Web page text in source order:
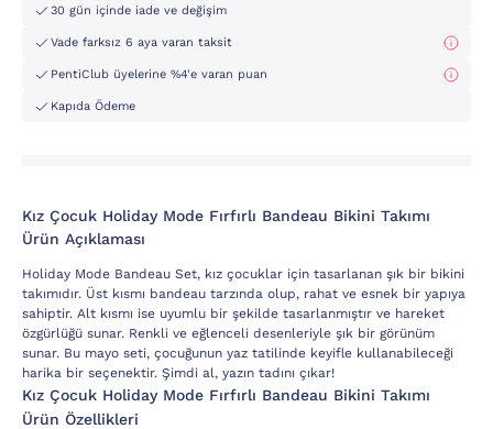
30 gün içinde iade ve değişim
Vade farksız 6 aya varan taksit
PentiClub üyelerine %4'e varan puan
Kapıda Ödeme
Kız Çocuk Holiday Mode Fırfırlı Bandeau Bikini Takımı
Ürün Açıklaması
Holiday Mode Bandeau Set, kız çocuklar için tasarlanan şık bir bikini
takımıdır. Üst kısmı bandeau tarzında olup, rahat ve esnek bir yapıya
sahiptir. Alt kısmı ise uyumlu bir şekilde tasarlanmıştır ve hareket
özgürlüğü sunar. Renkli ve eğlenceli desenleriyle şık bir görünüm
sunar. Bu mayo seti, çocuğunun yaz tatilinde keyifle kullanabileceği
harika bir seçenektir. Şimdi al, yazın tadını çıkar!
Kız Çocuk Holiday Mode Fırfırlı Bandeau Bikini Takımı
Ürün Özellikleri